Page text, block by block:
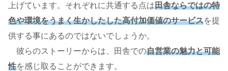
上げています。それぞれに共通する点は田舎ならではの特
色や環境をうまく生かしたした高付加価値のサービスを提
供する事にあるのではないでしょうか。
彼らのストーリーからは、田舎での自営業の魅力と可能
性を感じ取ることができます。